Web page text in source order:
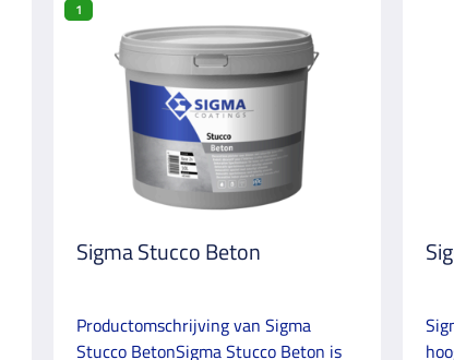
1
Sigma Stucco Beton
Productomschrijving van Sigma
Stucco BetonSigma Stucco Beton is